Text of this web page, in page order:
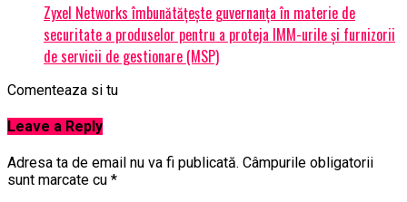
Zyxel Networks îmbunătățește guvernanța în materie de
securitate a produselor pentru a proteja IMM-urile și furnizorii
de servicii de gestionare (MSP)
Comenteaza si tu
Leave a Reply
Adresa ta de email nu va fi publicată. Câmpurile obligatorii
sunt marcate cu *